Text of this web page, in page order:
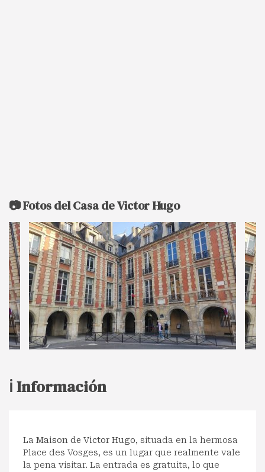
📷 Fotos del Casa de Victor Hugo
ℹ️ Información
La Maison de Victor Hugo, situada en la hermosa
Place des Vosges, es un lugar que realmente vale
la pena visitar. La entrada es gratuita, lo que